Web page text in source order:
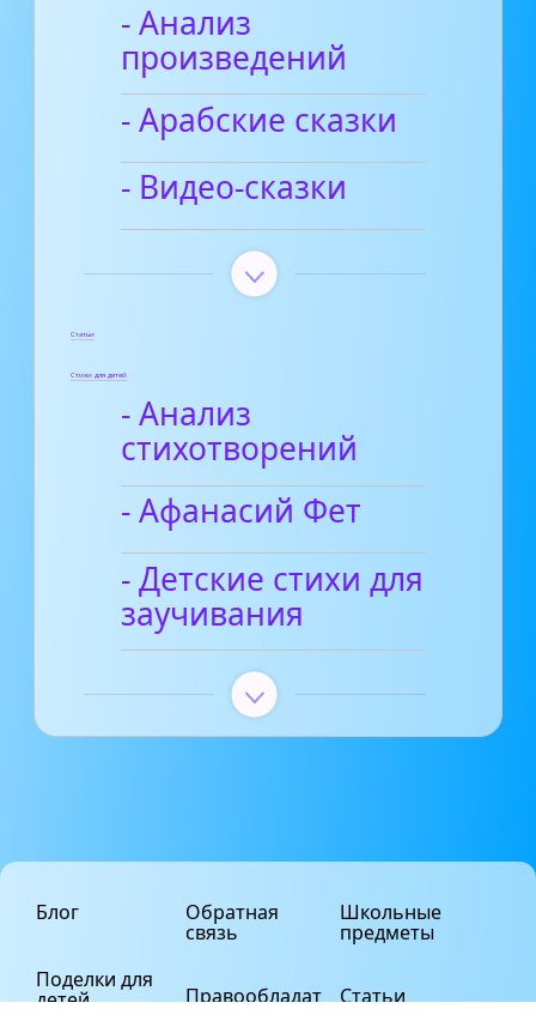
- Анализ
произведений
- Арабские сказки
- Видео-сказки
Статьи
Стихи для детей
- Анализ
стихотворений
- Афанасий Фет
- Детские стихи для
заучивания
Блог
Поделки для
детей
Обратная
связь
Правообладат
Школьные
предметы
Статьи